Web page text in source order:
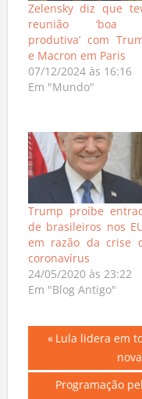
Zelensky diz que
reunião ‘boa
produtiva’ com
e Macron em Paris
07/12/2024 às 16:16
Em "Mundo"
Trump proíbe
de brasileiros nos
em razão da crise
coronavírus
24/05/2020 às 23:22
Em "Blog Antigo"
de
Previous
Lula lidera em
Next
Programação